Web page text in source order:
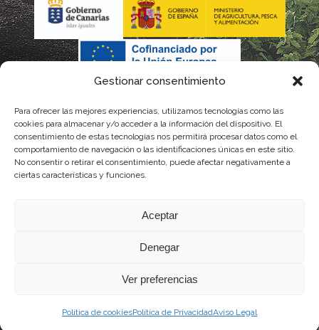
Gestionar consentimiento
Para ofrecer las mejores experiencias, utilizamos tecnologías como las
cookies para almacenar y/o acceder a la información del dispositivo. El
consentimiento de estas tecnologías nos permitirá procesar datos como el
comportamiento de navegación o las identificaciones únicas en este sitio.
No consentir o retirar el consentimiento, puede afectar negativamente a
ciertas características y funciones.
Aceptar
Denegar
Ver preferencias
Política de cookiesPolítica de PrivacidadAviso Legal
La gestión de la DOP Lanzarote realizada por este Consejo
Regulador es financiada, parcialmente, por el Gobierno de
Canarias
Instituto Canario de Calidad Agroalimentaria